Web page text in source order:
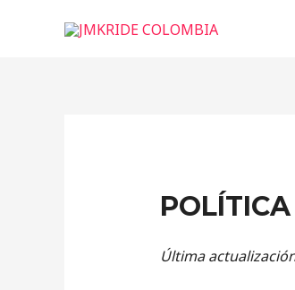
Última